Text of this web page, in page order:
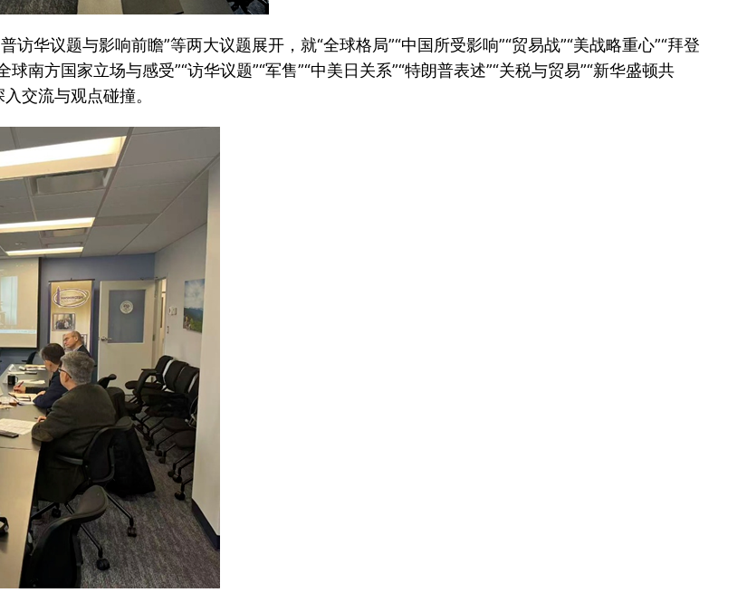
华议题与影响前瞻”等两大议题展开，就“全球格局”“中国所受影响”“贸易战”“美战略重心”“拜登
南方国家立场与感受”“访华议题”“军售”“中美日关系”“特朗普表述”“关税与贸易”“新华盛顿共
交流与观点碰撞。